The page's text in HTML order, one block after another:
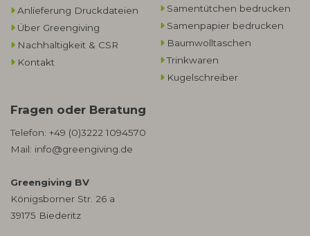
Anlieferung Druckdateien
Über Greengiving
Nachhaltigkeit & CSR
Kontakt
Samentütchen bedrucken
Samenpapier bedrucken
Baumwolltaschen​
Trinkwaren
Kugelschreiber
Fragen oder Beratung
Telefon: +49 (0)3222 1094570
Mail: info@greengiving.de
Greengiving BV
Königsborner Str. 26 a
39175 Biederitz